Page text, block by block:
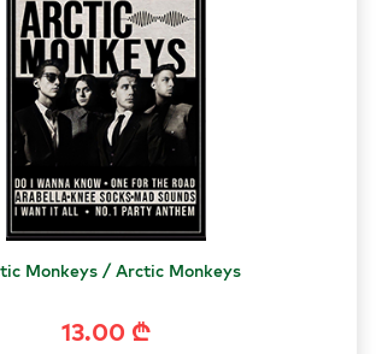
Monkeys / Arctic Monkeys
13.00 ₾